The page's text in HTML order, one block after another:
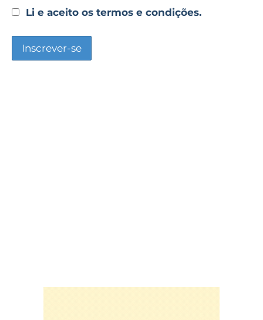
Li e aceito os termos e condições.